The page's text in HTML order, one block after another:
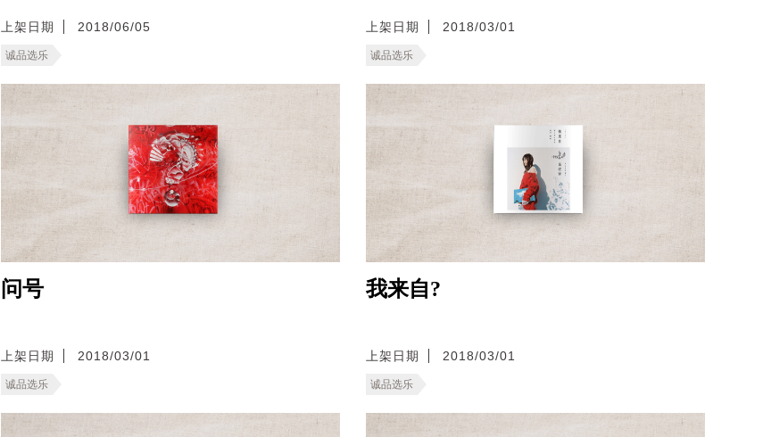
上架日期 2018/06/05
诚品选乐
上架日期 2018/03/01
诚品选乐
问号
上架日期 2018/03/01
诚品选乐
我来自?
上架日期 2018/03/01
诚品选乐